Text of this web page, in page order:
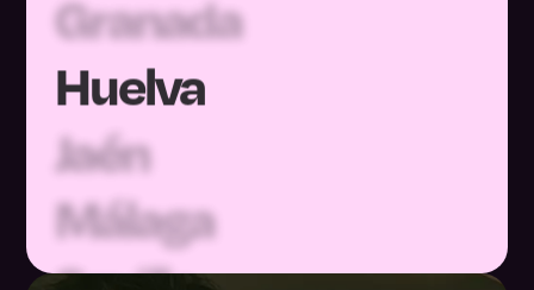
Huelva
Jaén
Málaga
Sevilla